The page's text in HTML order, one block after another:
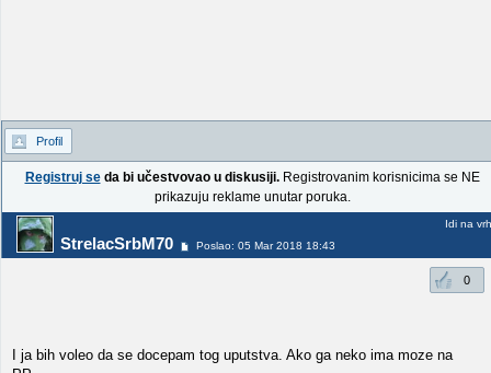
Profil
Registruj seda bi učestvovao u diskusiji.Registrovanim korisnicima se NE
prikazuju reklame unutar poruka.
StrelacSrbM70 Poslao: 05 Mar 2018 18:43
Idi na vrh
0
I ja bih voleo da se docepam tog uputstva. Ako ga neko ima moze na